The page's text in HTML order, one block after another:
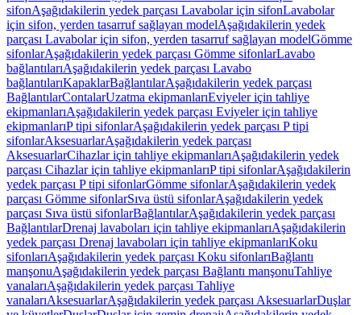
sifonAşağıdakilerin yedek parçası Lavabolar için sifonLavabolar
için sifon, yerden tasarruf sağlayan modelAşağıdakilerin yedek
parçası Lavabolar için sifon, yerden tasarruf sağlayan modelGömme
sifonlarAşağıdakilerin yedek parçası Gömme sifonlarLavabo
bağlantılarıAşağıdakilerin yedek parçası Lavabo
bağlantılarıKapaklarBağlantılarAşağıdakilerin yedek parçası
BağlantılarContalarUzatma ekipmanlarıEviyeler için tahliye
ekipmanlarıAşağıdakilerin yedek parçası Eviyeler için tahliye
ekipmanlarıP tipi sifonlarAşağıdakilerin yedek parçası P tipi
sifonlarAksesuarlarAşağıdakilerin yedek parçası
AksesuarlarCihazlar için tahliye ekipmanlarıAşağıdakilerin yedek
parçası Cihazlar için tahliye ekipmanlarıP tipi sifonlarAşağıdakilerin
yedek parçası P tipi sifonlarGömme sifonlarAşağıdakilerin yedek
parçası Gömme sifonlarSıva üstü sifonlarAşağıdakilerin yedek
parçası Sıva üstü sifonlarBağlantılarAşağıdakilerin yedek parçası
BağlantılarDrenaj lavaboları için tahliye ekipmanlarıAşağıdakilerin
yedek parçası Drenaj lavaboları için tahliye ekipmanlarıKoku
sifonlarıAşağıdakilerin yedek parçası Koku sifonlarıBağlantı
manşonuAşağıdakilerin yedek parçası Bağlantı manşonuTahliye
vanalarıAşağıdakilerin yedek parçası Tahliye
vanalarıAksesuarlarAşağıdakilerin yedek parçası AksesuarlarDuşlar